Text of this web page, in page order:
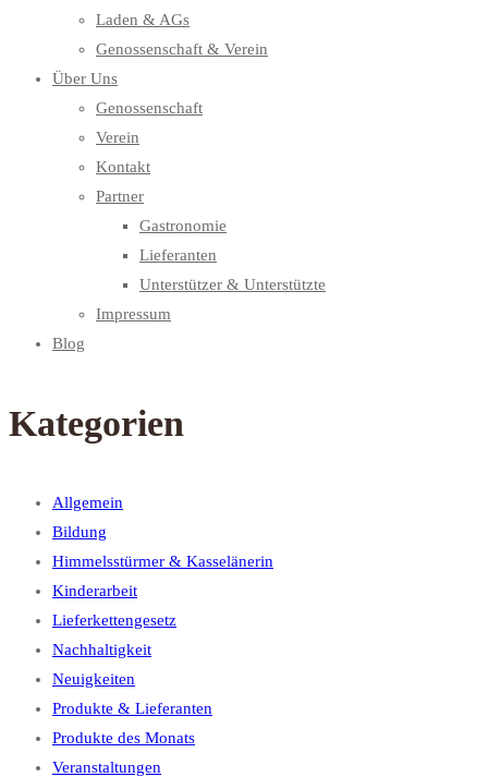
Laden & AGs
Genossenschaft & Verein
Über Uns
Genossenschaft
Verein
Kontakt
Partner
Gastronomie
Lieferanten
Unterstützer & Unterstützte
Impressum
Blog
Kategorien
Allgemein
Bildung
Himmelsstürmer & Kasselänerin
Kinderarbeit
Lieferkettengesetz
Nachhaltigkeit
Neuigkeiten
Produkte & Lieferanten
Produkte des Monats
Veranstaltungen